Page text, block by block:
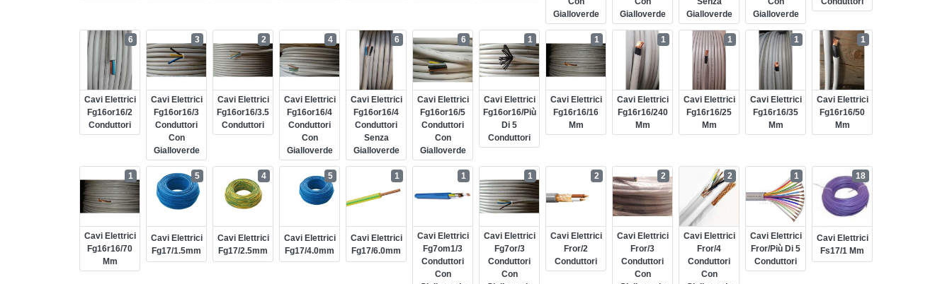
Gialloverde
Gialloverde
Gialloverde
Gialloverde
Cavi Elettrici
Fg16or16/2
Conduttori
6
Cavi Elettrici
Fg16or16/3
Conduttori
Con
Gialloverde
3
Cavi Elettrici
Fg16or16/3.5
Conduttori
2
Cavi Elettrici
Fg16or16/4
Conduttori
Con
Gialloverde
4
Cavi Elettrici
Fg16or16/4
Conduttori
Senza
Gialloverde
6
Cavi Elettrici
Fg16or16/5
Conduttori
Con
Gialloverde
6
Cavi Elettrici
Fg16or16/più
Di 5
Conduttori
1
Cavi Elettrici
Fg16r16/16
Mm
1
Cavi Elettrici
Fg16r16/240
Mm
1
Cavi Elettrici
Fg16r16/25
Mm
1
Cavi Elettrici
Fg16r16/35
Mm
1
Cavi Elettrici
Fg16r16/50
Mm
1
Cavi Elettrici
Fg16r16/70
Mm
1
Cavi Elettrici
Fg17/1.5mm
5
Cavi Elettrici
Fg17/2.5mm
4
Cavi Elettrici
Fg17/4.0mm
5
Cavi Elettrici
Fg17/6.0mm
1
Cavi Elettrici
Fg7om1/3
Conduttori
Con
1
Cavi Elettrici
Fg7or/3
Conduttori
Con
1
Cavi Elettrici
Fror/2
Conduttori
2
Cavi Elettrici
Fror/3
Conduttori
Con
2
Cavi Elettrici
Fror/4
Conduttori
Con
2
Cavi Elettrici
Fror/più Di 5
Conduttori
1
Cavi Elettrici
Fs17/1 Mm
18